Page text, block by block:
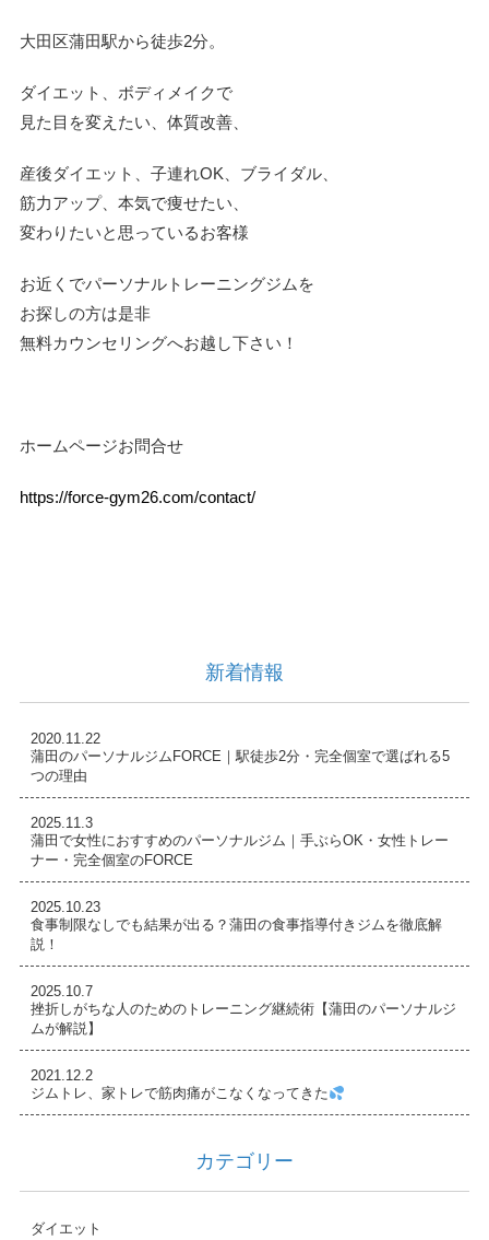
大田区蒲田駅から徒歩2分。
ダイエット、ボディメイクで
見た目を変えたい、 体質改善、
産後ダイエット、子連れOK 、ブライダル、
筋力アップ、本気で痩せたい、
変わりたいと思っているお客様
お近くでパーソナルトレーニングジムを
お探しの方は是非
無料カウンセリングへお越し下さい！
ホームページお問合せ
https://force-gym26.com/contact/
新着情報
2020.11.22
蒲田のパーソナルジムFORCE｜駅徒歩2分・完全個室で選ばれる5
つの理由
2025.11.3
蒲田で女性におすすめのパーソナルジム｜手ぶらOK・女性トレー
ナー・完全個室のFORCE
2025.10.23
食事制限なしでも結果が出る？蒲田の食事指導付きジムを徹底解
説！
2025.10.7
挫折しがちな人のためのトレーニング継続術【蒲田のパーソナルジ
ムが解説】
2021.12.2
ジムトレ、家トレで筋肉痛がこなくなってきた
カテゴリー
ダイエット